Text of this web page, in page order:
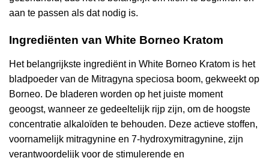
aan te passen als dat nodig is.
Ingrediënten van White Borneo Kratom
Het belangrijkste ingrediënt in White Borneo Kratom is het
bladpoeder van de Mitragyna speciosa boom, gekweekt op
Borneo. De bladeren worden op het juiste moment
geoogst, wanneer ze gedeeltelijk rijp zijn, om de hoogste
concentratie alkaloïden te behouden. Deze actieve stoffen,
voornamelijk mitragynine en 7-hydroxymitragynine, zijn
verantwoordelijk voor de stimulerende en